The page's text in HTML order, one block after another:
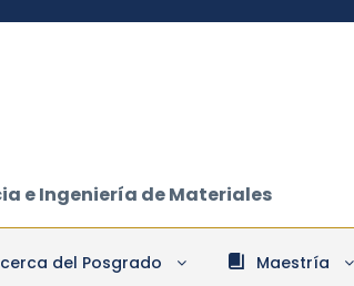
e Ingeniería de Materiales
del Posgrado Maestría